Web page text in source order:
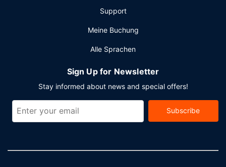
Support
Meine Buchung
Alle Sprachen
Sign Up for Newsletter
Stay informed about news and special offers!
Subscribe